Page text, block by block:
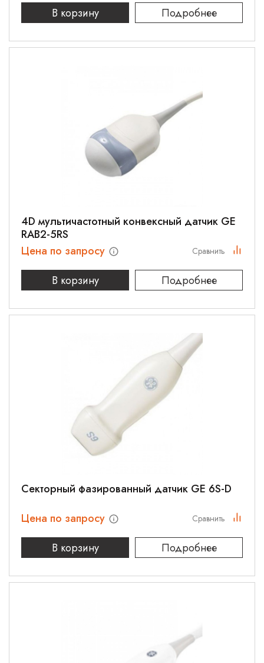
В корзину
Подробнее
4D мультичастотный конвексный датчик GE
RAB2-5RS
Цена по запросу
В корзину
Подробнее
Сравнить
Cекторный фазированный датчик GE 6S-D
Цена по запросу
В корзину
Подробнее
Сравнить